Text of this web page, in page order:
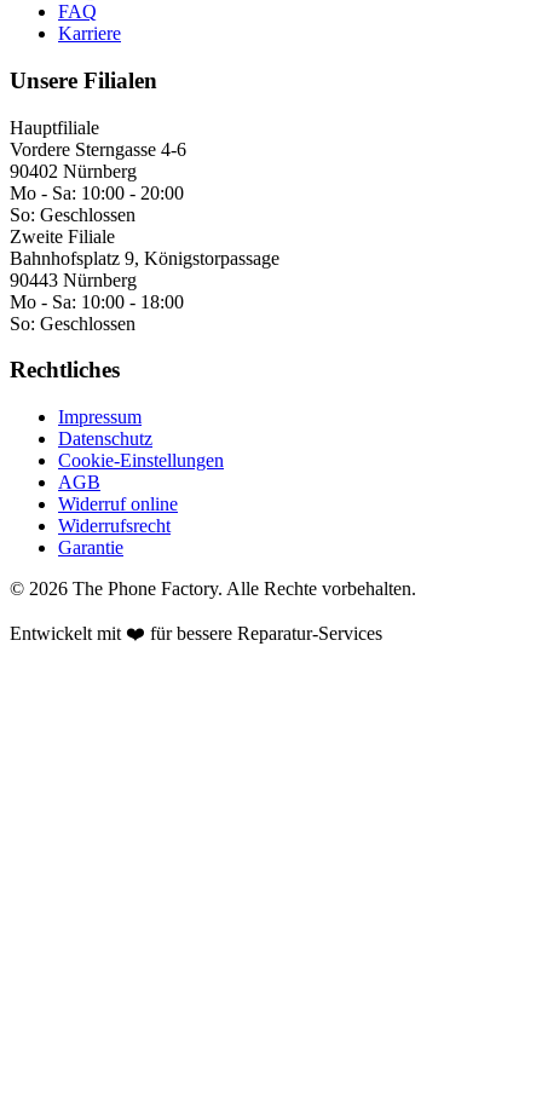
FAQ
Karriere
Unsere Filialen
Hauptfiliale
Vordere Sterngasse 4-6
90402 Nürnberg
Mo - Sa: 10:00 - 20:00
So: Geschlossen
Zweite Filiale
Bahnhofsplatz 9, Königstorpassage
90443 Nürnberg
Mo - Sa: 10:00 - 18:00
So: Geschlossen
Rechtliches
Impressum
Datenschutz
Cookie-Einstellungen
AGB
Widerruf online
Widerrufsrecht
Garantie
© 2026 The Phone Factory. Alle Rechte vorbehalten.
Entwickelt mit ❤️ für bessere Reparatur-Services